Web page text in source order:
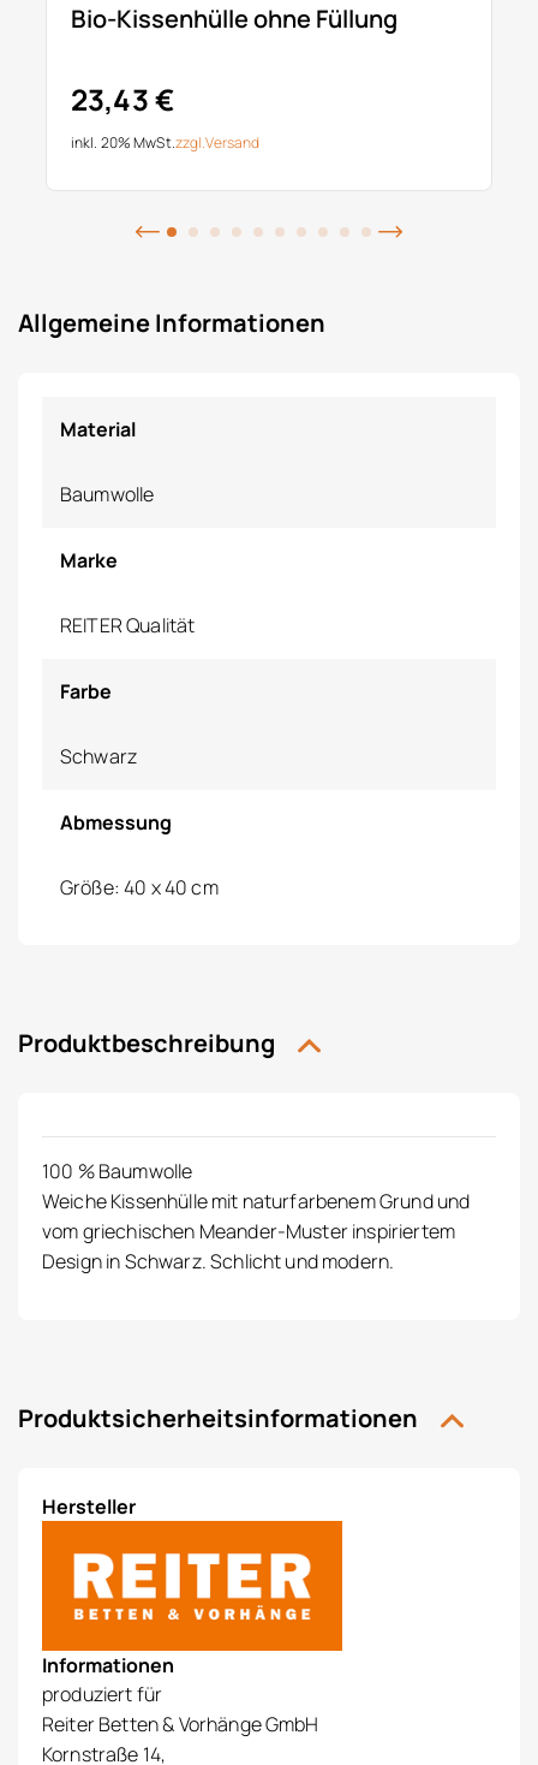
Bio-Kissenhülle ohne Füllung
23,43 €
inkl. 20% MwSt.zzgl.Versand
Allgemeine Informationen
Material
Baumwolle
Marke
REITER Qualität
Farbe
Schwarz
Abmessung
Größe: 40 x 40 cm
Produktbeschreibung
100 % Baumwolle
Weiche Kissenhülle mit naturfarbenem Grund und
vom griechischen Meander-Muster inspiriertem
Design in Schwarz. Schlicht und modern.
Produktsicherheitsinformationen
Hersteller
Informationen
produziert für
Reiter Betten & Vorhänge GmbH
Kornstraße 14,